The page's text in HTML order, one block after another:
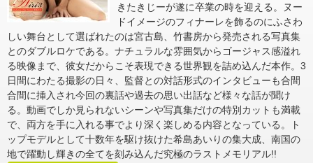
きたきじーが遂に卒業の時を迎える。ヌー
ドイメージのフィナーレを飾るのにふさわ
しい舞台として選ばれたのは宮古島、竹書房から発売される写真集
とのダブルロケである。ナチュラルな雰囲気からゴージャス感溢れ
る映像まで、彼女だからこそ表現できる世界観を詰め込んだ本作。3
日間にわたる撮影の日々、監督との対話形式のインタビューも合間
合間に挿入され今回の裏話や過去の思い出話など様々な話が聞け
る。動画でしか見られないシーンや写真集だけの特別カットも満載
で、両方を手に入れる事でより深く楽しめる内容となっている。ト
ップモデルとして十数年を駆け抜けた希島あいりの集大成、南国の
地で躍動し輝きの全てを刻み込んだ究極のラストメモリアル!!